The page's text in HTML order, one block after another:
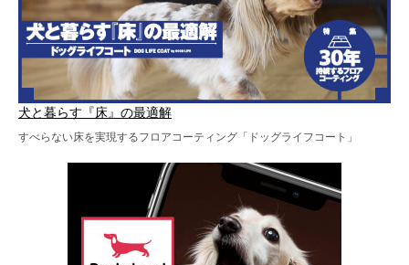
犬と暮らす『床』の最適解
すべらない床を実現するフロアコーティング「ドッグライフコート」